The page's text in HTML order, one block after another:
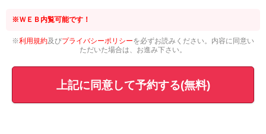
※ＷＥＢ内覧可能です！
※利用規約及びプライバシーポリシーを必ずお読みください。内容に同意い
ただいた場合は、お進み下さい。
上記に同意して予約する(無料)